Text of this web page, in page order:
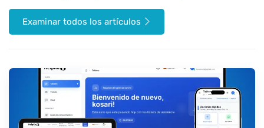
Examinar todos los artículos